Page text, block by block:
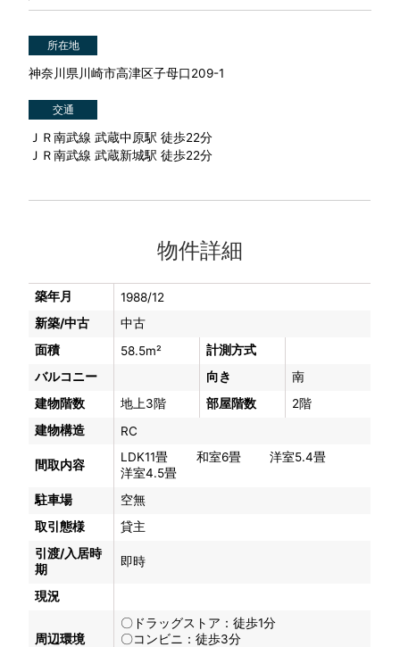
所在地
神奈川県川崎市高津区子母口209-1
交通
ＪＲ南武線 武蔵中原駅 徒歩22分
ＪＲ南武線 武蔵新城駅 徒歩22分
物件詳細
築年月
1988/12
新築/中古
中古
面積
58.5m²
計測方式
バルコニー
向き
南
建物階数
地上3階 部屋階数
2階
建物構造
RC
間取内容
LDK11畳 和室6畳 洋室5.4畳
洋室4.5畳
駐車場
空無
取引態様
貸主
引渡/入居時
期
即時
現況
周辺環境
〇ドラッグストア：徒歩1分
〇コンビニ：徒歩3分